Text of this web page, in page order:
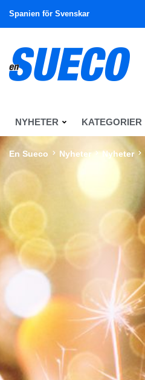
Spanien för Svenskar
NYHETER KATEGORIER
En Sueco Nyheter Nyheter